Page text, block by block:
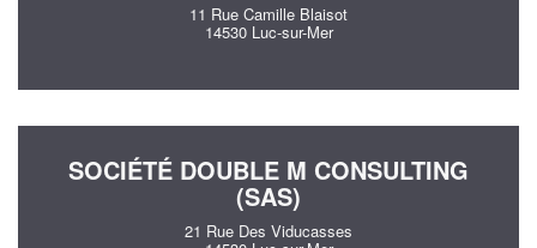
11 Rue Camille Blaisot
14530 Luc-sur-Mer
SOCIÉTÉ DOUBLE M CONSULTING
(SAS)
21 Rue Des Viducasses